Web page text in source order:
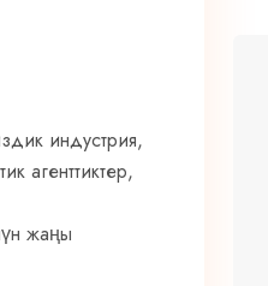
индустрия,
агенттиктер,
жаңы